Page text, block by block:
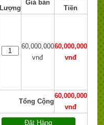
Lượng
Giá bán
Tiền
60,000,000
vnđ
60,000,000
vnđ
Tổng Cộng
60,000,000
vnđ
Đặt Hàng